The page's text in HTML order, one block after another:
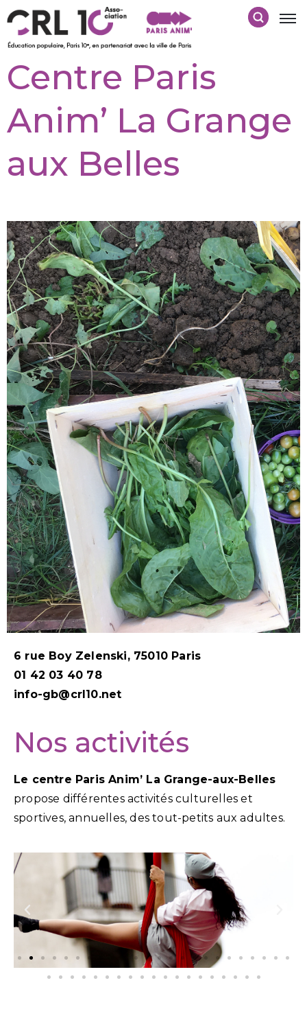
Centre Paris
Anim’ La Grange
aux Belles
6 rue Boy Zelenski, 75010 Paris
01 42 03 40 78
info-gb@crl10.net
Nos activités
Le centre Paris Anim’ La Grange-aux-Belles
propose différentes activités culturelles et
sportives, annuelles, des tout-petits aux adultes.